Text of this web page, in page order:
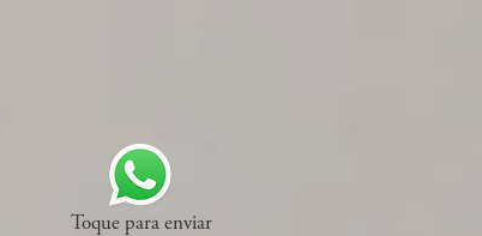
Toque para enviar